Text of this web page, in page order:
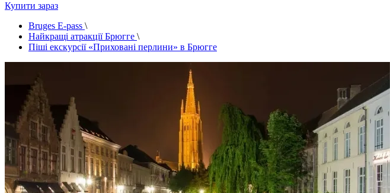
Купити зараз
Bruges E-pass \
Найкращі атракції Брюгге \
Піші екскурсії «Приховані перлини» в Брюгге